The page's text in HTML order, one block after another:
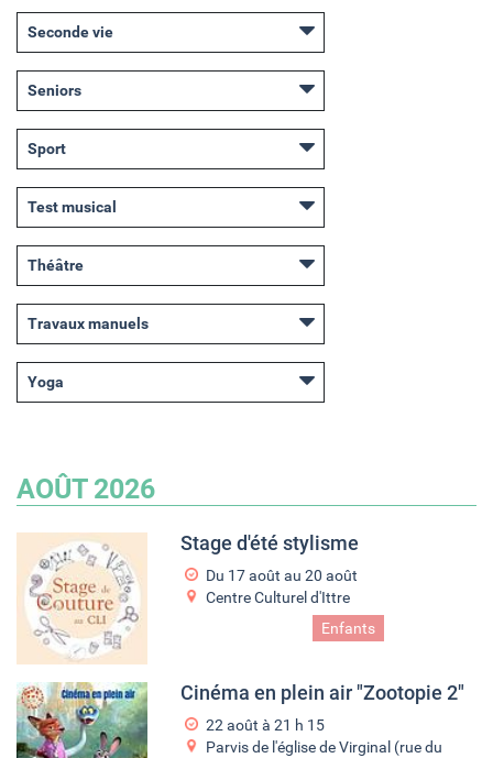
Seconde vie
Seniors
Sport
Test musical
Théâtre
Travaux manuels
Yoga
AOÛT 2026
Stage d'été stylisme
Du 17 août au 20 août
Centre Culturel d'Ittre
Enfants
Cinéma en plein air "Zootopie 2"
22 août à 21 h 15
Parvis de l'église de Virginal (rue du